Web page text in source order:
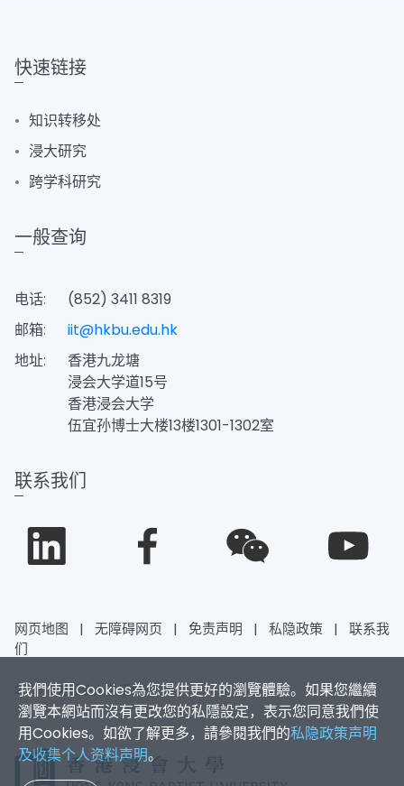
我們使用Cookies為您提供更好的瀏覽體驗。如果您繼續
瀏覽本網站而沒有更改您的私隱設定，表示您同意我們使
用Cookies。如欲了解更多，請參閱我們的私隐政策声明
及收集个人资料声明。
快速链接
知识转移处
浸大研究
跨学科研究
一般查询
电话:
(852) 3411 8319
邮箱:
iit@hkbu.edu.hk
地址:
香港九龙塘
浸会大学道15号
香港浸会大学
伍宜孙博士大楼13楼1301-1302室
联系我们
网页地图 | 无障碍网页 | 免责声明 | 私隐政策 |
联系我
们
2026 香港浸会大学 版权所有